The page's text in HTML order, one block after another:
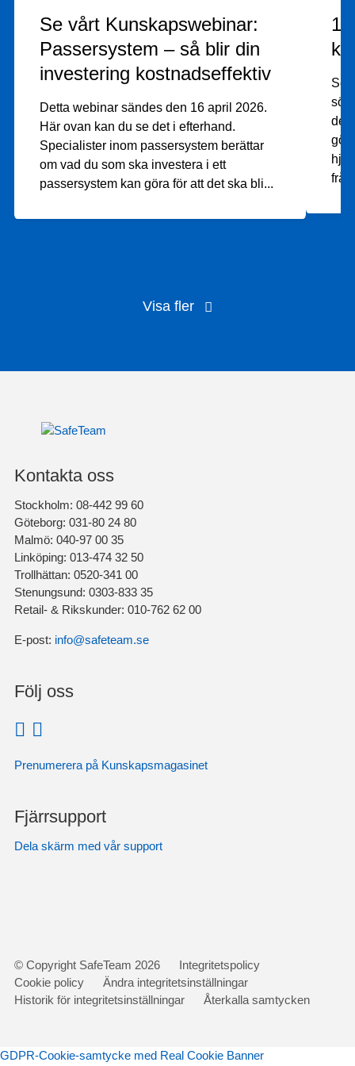
Se vårt Kunskapswebinar:
Passersystem – så blir din
investering kostnadseffektiv
Detta webinar sändes den 16 april 2026.
Här ovan kan du se det i efterhand.
Specialister inom passersystem berättar
om vad du som ska investera i ett
passersystem kan göra för att det ska bli...
det
Visa fler
Kontakta oss
Stockholm: 08-442 99 60
Göteborg: 031-80 24 80
Malmö: 040-97 00 35
Linköping: 013-474 32 50
Trollhättan: 0520-341 00
Stenungsund: 0303-833 35
Retail- & Rikskunder: 010-762 62 00
E-post: info@safeteam.se
Följ oss
Prenumerera på Kunskapsmagasinet
Fjärrsupport
Dela skärm med vår support
Gå
vidare
till
© Copyright SafeTeam 2026
Integritetspolicy
Cookie policy
Ändra integritetsinställningar
Historik för integritetsinställningar
Återkalla samtycken
GDPR-Cookie-samtycke med Real Cookie Banner